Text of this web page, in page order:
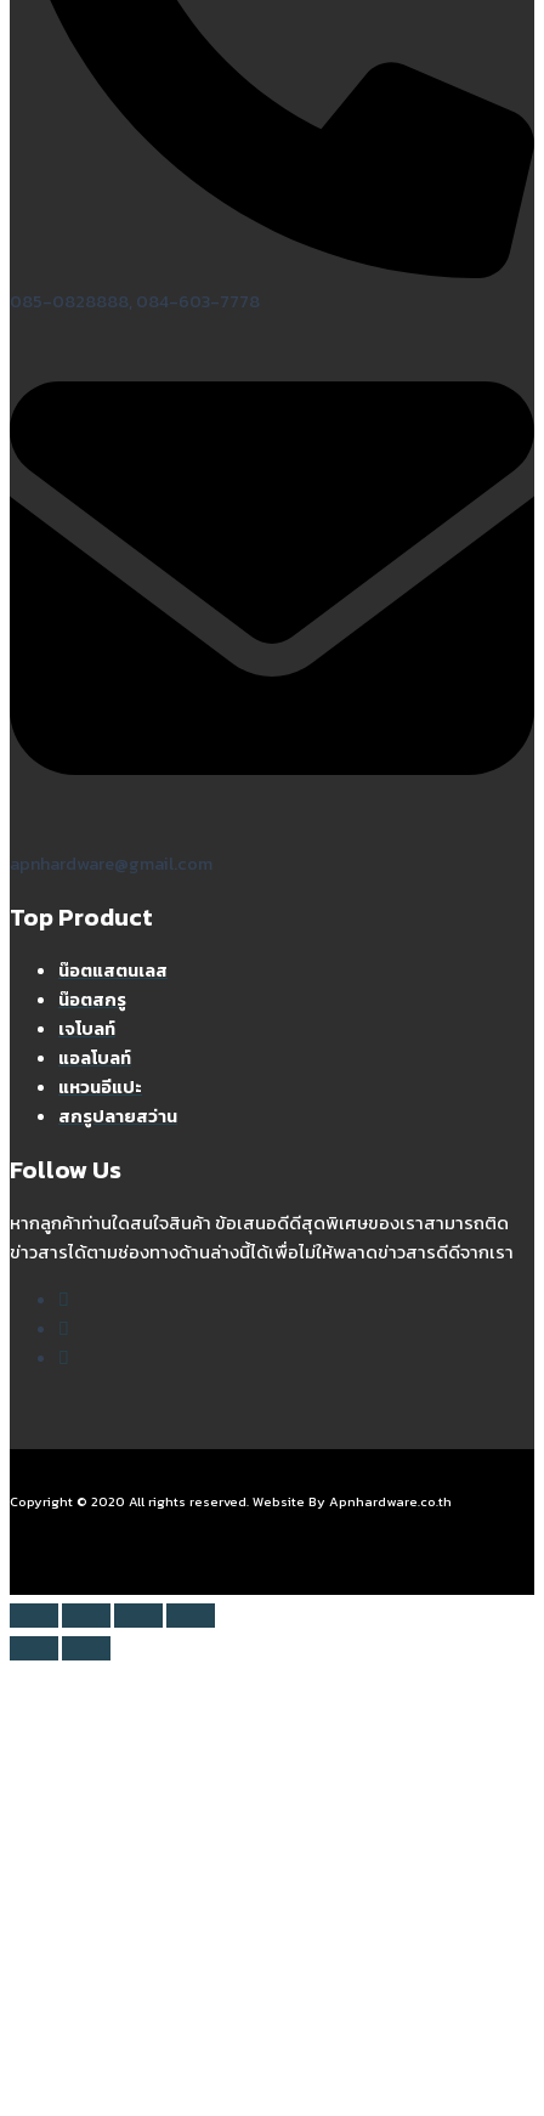
085-0828888, 084-603-7778
apnhardware@gmail.com
Top Product
น๊อตแสตนเลส
น๊อตสกรู
เจโบลท์
แอลโบลท์
แหวนอีแปะ
สกรูปลายสว่าน
Follow Us
หากลูกค้าท่านใดสนใจสินค้า ข้อเสนอดีดีสุดพิเศษของเราสามารถติด
ข่าวสารได้ตามช่องทางด้านล่างนี้ได้เพื่อไม่ให้พลาดข่าวสารดีดีจากเรา
Copyright © 2020 All rights reserved. Website By Apnhardware.co.th